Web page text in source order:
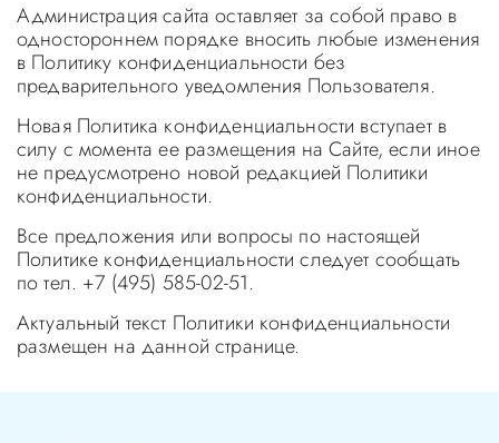
Администрация сайта оставляет за собой право в
одностороннем порядке вносить любые изменения
в Политику конфиденциальности без
предварительного уведомления Пользователя.
Новая Политика конфиденциальности вступает в
силу с момента ее размещения на Сайте, если иное
не предусмотрено новой редакцией Политики
конфиденциальности.
Все предложения или вопросы по настоящей
Политике конфиденциальности следует сообщать
по тел. +7 (495) 585-02-51.
Актуальный текст Политики конфиденциальности
размещен на данной странице.